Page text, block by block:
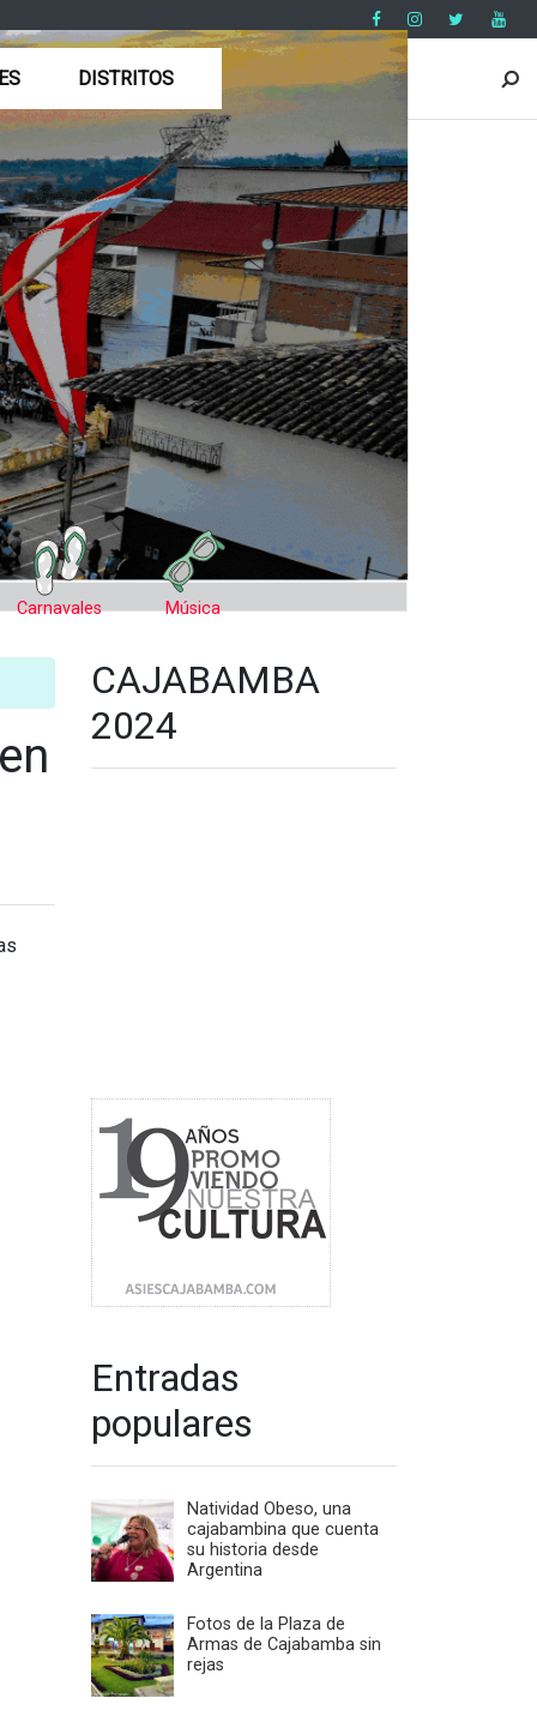
DISTRITOS
Carnavales Música
CAJABAMBA
2024
Entradas
populares
Natividad Obeso, una
cajabambina que cuenta
su historia desde
Argentina
Fotos de la Plaza de
Armas de Cajabamba sin
rejas